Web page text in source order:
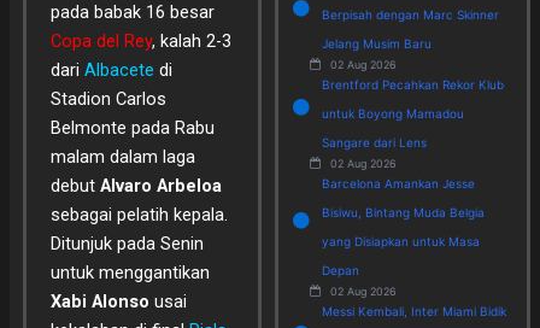
pada babak 16 besar
Copa del Rey, kalah 2-3
dari Albacete di
Stadion Carlos
Belmonte pada Rabu
malam dalam laga
debut Alvaro Arbeloa
sebagai pelatih kepala.
Ditunjuk pada Senin
untuk menggantikan
Xabi Alonso usai
Berpisah dengan Marc Skinner
Jelang Musim Baru
02 Aug 2026
Brentford Pecahkan Rekor Klub
untuk Boyong Mamadou
Sangare dari Lens
02 Aug 2026
Barcelona Amankan Jesse
Bisiwu, Bintang Muda Belgia
yang Disiapkan untuk Masa
Depan
02 Aug 2026
Messi Kembali, Inter Miami Bidik